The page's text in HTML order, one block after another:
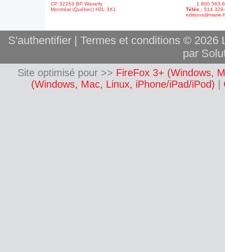
CP 32263 BP Waverly
Montréal (Québec) H3L 3X1
1 800 563-
Téléc.: 514
editions@marie-
S'authentifier| Termes et conditions © 2026
par
Site optimisé pour >> FireFox 3+ (Windows,
(Windows, Mac, Linux, iPhone/iPad/iPod)